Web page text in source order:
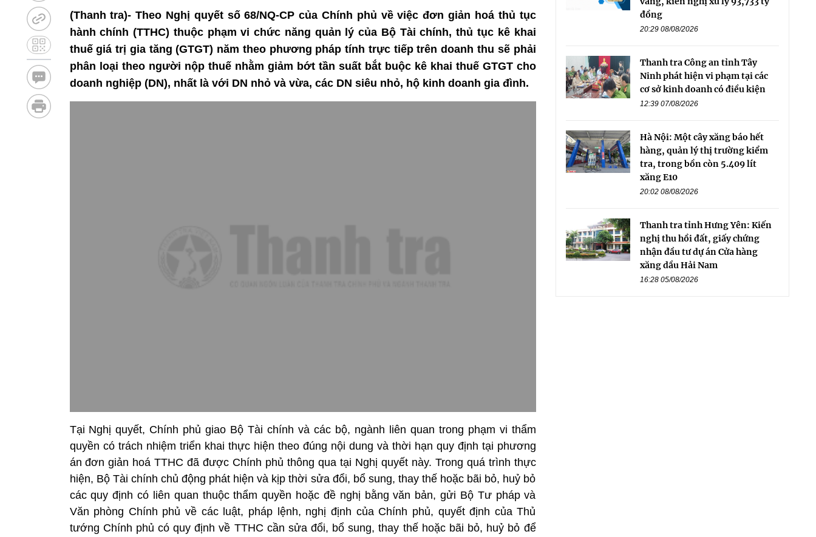
(Thanh tra)- Theo Nghị quyết số 68/NQ-CP của Chính phủ về việc đơn giản hoá thủ tục
hành chính (TTHC) thuộc phạm vi chức năng quản lý của Bộ Tài chính, thủ tục kê khai
thuế giá trị gia tăng (GTGT) năm theo phương pháp tính trực tiếp trên doanh thu sẽ phải
phân loại theo người nộp thuế nhằm giảm bớt tần suất bắt buộc kê khai thuế GTGT cho
doanh nghiệp (DN), nhất là với DN nhỏ và vừa, các DN siêu nhỏ, hộ kinh doanh gia đình.
Tại Nghị quyết, Chính phủ giao Bộ Tài chính và các bộ, ngành liên quan trong phạm vi thẩm
quyền có trách nhiệm triển khai thực hiện theo đúng nội dung và thời hạn quy định tại phương
án đơn giản hoá TTHC đã được Chính phủ thông qua tại Nghị quyết này. Trong quá trình thực
hiện, Bộ Tài chính chủ động phát hiện và kịp thời sửa đổi, bổ sung, thay thế hoặc bãi bỏ, huỷ bỏ
các quy định có liên quan thuộc thẩm quyền hoặc đề nghị bằng văn bản, gửi Bộ Tư pháp và
Văn phòng Chính phủ về các luật, pháp lệnh, nghị định của Chính phủ, quyết định của Thủ
tướng Chính phủ có quy định về TTHC cần sửa đổi, bổ sung, thay thế hoặc bãi bỏ, huỷ bỏ để
đồng
20:29 08/08/2026
Thanh tra Công an tỉnh Tây
Ninh phát hiện vi phạm tại các
cơ sở kinh doanh có điều kiện
12:39 07/08/2026
Hà Nội: Một cây xăng báo hết
hàng, quản lý thị trường kiểm
tra, trong bồn còn 5.409 lít
xăng E10
20:02 08/08/2026
Thanh tra tỉnh Hưng Yên: Kiến
nghị thu hồi đất, giấy chứng
nhận đầu tư dự án Cửa hàng
xăng dầu Hải Nam
16:28 05/08/2026